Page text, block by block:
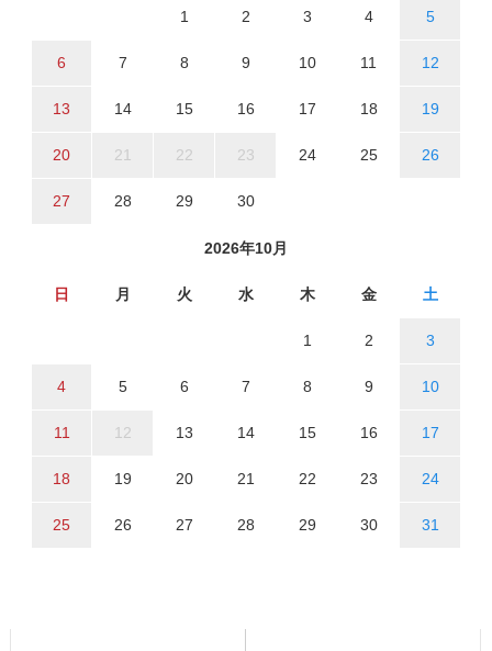
1 2 3 4 5
6 7 8 9 10 11 12
13 14 15 16 17 18 19
20 21 22 23 24 25 26
27 28 29 30
2026年10月
日 月 火 水 木 金 土
1 2 3
4 5 6 7 8 9 10
11 12 13 14 15 16 17
18 19 20 21 22 23 24
25 26 27 28 29 30 31